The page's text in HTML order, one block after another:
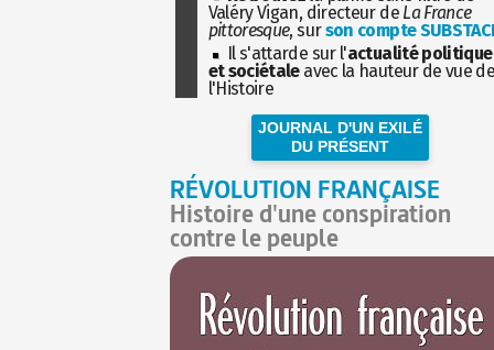
Valéry Vigan, directeur de La France
pittoresque, surson compte
Il s'attarde sur l'actualité politique
et sociétaleavec la hauteur de vue
l'Histoire
JOURNAL D'UN EXILÉ
DU PRÉSENT
RÉVOLUTION FRANÇAISE
Histoire d'une conspiration
contre le peuple